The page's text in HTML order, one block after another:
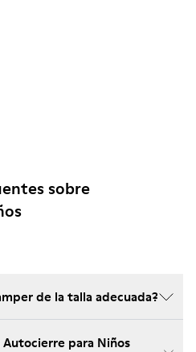
sobre
de la talla adecuada?
para Niños